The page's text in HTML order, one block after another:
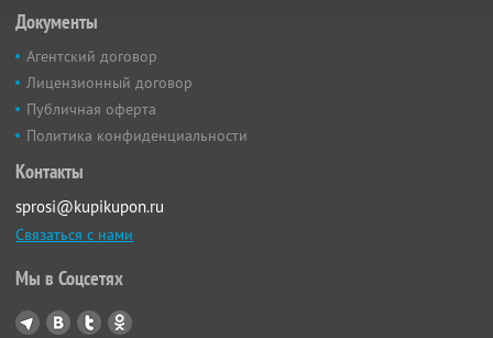
Документы
Агентский договор
Лицензионный договор
Публичная оферта
Политика конфиденциальности
Контакты
sprosi@kupikupon.ru
Связаться с нами
Мы в Соцсетях